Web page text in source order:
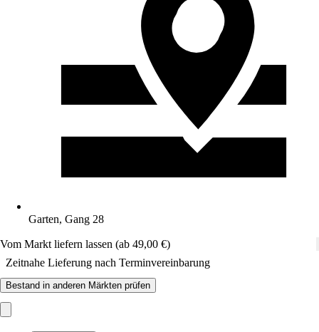
Garten, Gang 28
Vom Markt liefern lassen (ab 49,00 €)
Zeitnahe Lieferung nach Terminvereinbarung
Bestand in anderen Märkten prüfen